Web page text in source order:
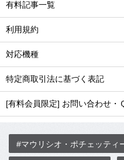
有料記事一覧
利用規約
対応機種
特定商取引法に基づく表記
[有料会員限定] お問い合わせ・
#マウリシオ・ポチェッティ